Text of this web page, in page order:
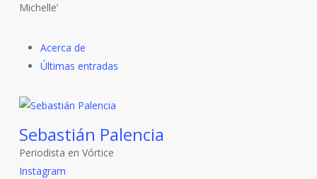
Michelle’
Acerca de
Últimas entradas
Sebastián Palencia
Periodista en Vórtice
Instagram